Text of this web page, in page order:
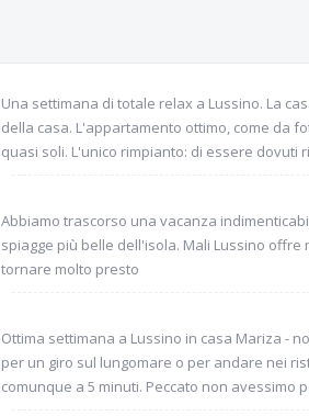
Una settimana di totale relax a Lussino. La
della casa. L'appartamento ottimo, come da
quasi soli. L'unico rimpianto: di essere dovuti
Abbiamo trascorso una vacanza
spiagge più belle dell'isola. Mali Lussino
tornare molto presto
Ottima settimana a Lussino in casa Mariza -
per un giro sul lungomare o per andare nei
comunque a 5 minuti. Peccato non